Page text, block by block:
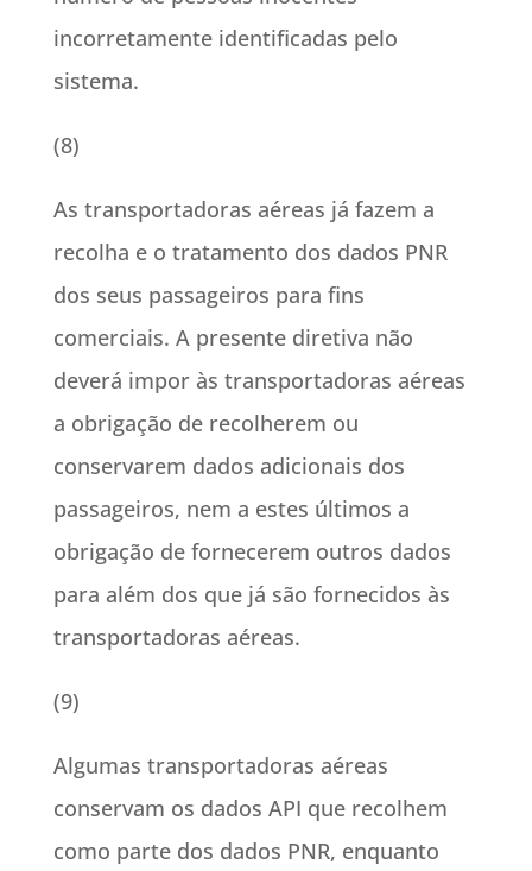
incorretamente identificadas pelo
sistema.
(8)
As transportadoras aéreas já fazem a
recolha e o tratamento dos dados PNR
dos seus passageiros para fins
comerciais. A presente diretiva não
deverá impor às transportadoras aéreas
a obrigação de recolherem ou
conservarem dados adicionais dos
passageiros, nem a estes últimos a
obrigação de fornecerem outros dados
para além dos que já são fornecidos às
transportadoras aéreas.
(9)
Algumas transportadoras aéreas
conservam os dados API que recolhem
como parte dos dados PNR, enquanto